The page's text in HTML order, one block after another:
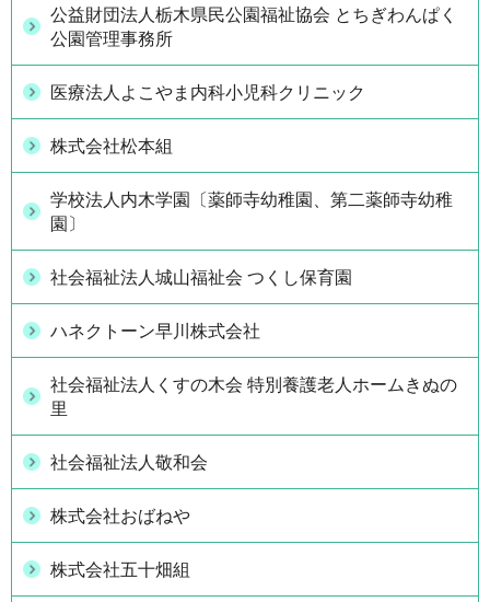
公益財団法人栃木県民公園福祉協会 とちぎわんぱく
公園管理事務所
医療法人よこやま内科小児科クリニック
株式会社松本組
学校法人内木学園〔薬師寺幼稚園、第二薬師寺幼稚
園〕
社会福祉法人城山福祉会 つくし保育園
ハネクトーン早川株式会社
社会福祉法人くすの木会 特別養護老人ホームきぬの
里
社会福祉法人敬和会
株式会社おばねや
株式会社五十畑組